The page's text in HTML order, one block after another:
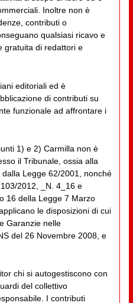
Inoltre non è
contributi o
qualsiasi ricavo e
gratuita di redattori e
editoriali ed è
di contributi su
funzionale ad affrontare i
1) e 2) Carmilla non è
il Tribunale, ossia alla
Legge 62/2001, nonché
2012, _N. 4_16 e
16 della Legge 7 Marzo
le disposizioni di cui
Garanzie nelle
del 26 Novembre 2008, e
chi si autogestiscono con
del collettivo
I contributi